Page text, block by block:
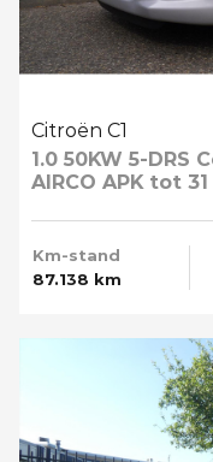
Citroën C1
1.0 50KW 5-DRS
AIRCO APK tot
Km-stand
87.138 km